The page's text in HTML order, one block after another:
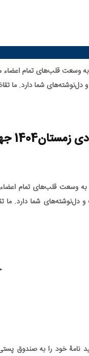
به وسعت قلب‌های تمام
شما دارد. ما
دانلود بارگذاری شد
به وسعت قلب‌های تمام
شما دارد. ما
نامۀ خود را به صندوق